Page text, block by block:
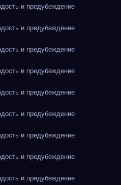
и предубеждение
и предубеждение
и предубеждение
и предубеждение
и предубеждение
и предубеждение
и предубеждение
и предубеждение
и предубеждение